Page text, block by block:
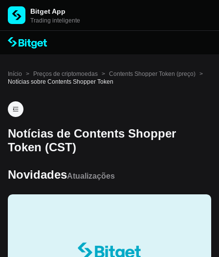
Bitget App
Trading inteligente
Início > Preços de criptomoedas > Contents Shopper Token (preço) >
Notícias sobre Contents Shopper Token
Notícias de Contents Shopper
Token (CST)
NovidadesAtualizações